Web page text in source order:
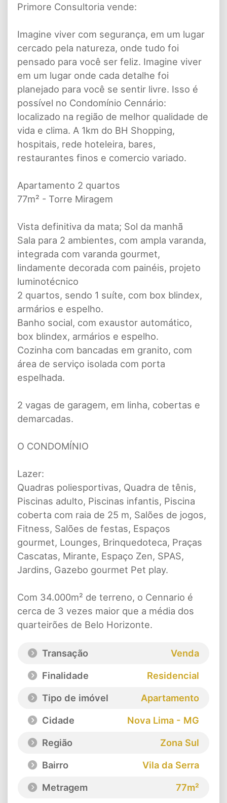
Primore Consultoria vende:
Imagine viver com segurança, em um lugar
cercado pela natureza, onde tudo foi
pensado para você ser feliz. Imagine viver
em um lugar onde cada detalhe foi
planejado para você se sentir livre. Isso é
possível no Condomínio Cennário:
localizado na região de melhor qualidade de
vida e clima. A 1km do BH Shopping,
hospitais, rede hoteleira, bares,
restaurantes finos e comercio variado.
Apartamento 2 quartos
77m² - Torre Miragem
Vista definitiva da mata; Sol da manhã
Sala para 2 ambientes, com ampla varanda,
integrada com varanda gourmet,
lindamente decorada com painéis, projeto
luminotécnico
2 quartos, sendo 1 suíte, com box blindex,
armários e espelho.
Banho social, com exaustor automático,
box blindex, armários e espelho.
Cozinha com bancadas em granito, com
área de serviço isolada com porta
espelhada.
2 vagas de garagem, em linha, cobertas e
demarcadas.
O CONDOMÍNIO
Lazer:
Quadras poliesportivas, Quadra de tênis,
Piscinas adulto, Piscinas infantis, Piscina
coberta com raia de 25 m, Salões de jogos,
Fitness, Salões de festas, Espaços
gourmet, Lounges, Brinquedoteca, Praças
Cascatas, Mirante, Espaço Zen, SPAS,
Jardins, Gazebo gourmet Pet play.
Com 34.000m² de terreno, o Cennario é
cerca de 3 vezes maior que a média dos
quarteirões de Belo Horizonte.
Transação
Venda
Finalidade
Residencial
Tipo de imóvel
Apartamento
Cidade
Nova Lima - MG
Região
Zona Sul
Bairro
Vila da Serra
Metragem
77m²